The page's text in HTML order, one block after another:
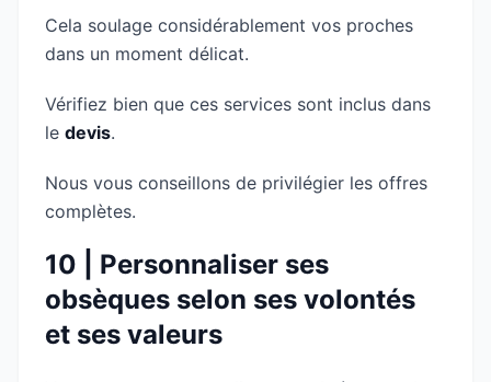
Cela soulage considérablement vos proches
dans un moment délicat.
Vérifiez bien que ces services sont inclus dans
le devis.
Nous vous conseillons de privilégier les offres
complètes.
10 | Personnaliser ses
obsèques selon ses volontés
et ses valeurs